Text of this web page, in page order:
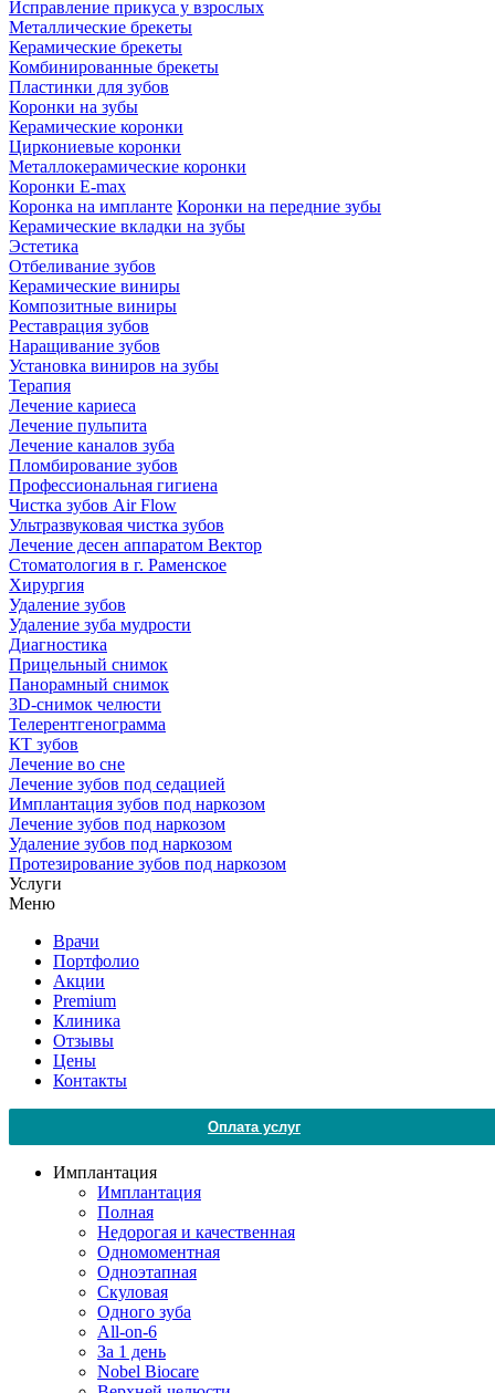
Исправление прикуса у взрослых
Металлические брекеты
Керамические брекеты
Комбинированные брекеты
Пластинки для зубов
Коронки на зубы
Керамические коронки
Циркониевые коронки
Металлокерамические коронки
Коронки E-max
Коронка на импланте Коронки на передние зубы
Керамические вкладки на зубы
Эстетика
Отбеливание зубов
Керамические виниры
Композитные виниры
Реставрация зубов
Наращивание зубов
Установка виниров на зубы
Терапия
Лечение кариеса
Лечение пульпита
Лечение каналов зуба
Пломбирование зубов
Профессиональная гигиена
Чистка зубов Air Flow
Ультразвуковая чистка зубов
Лечение десен аппаратом Вектор
Стоматология в г. Раменское
Хирургия
Удаление зубов
Удаление зуба мудрости
Диагностика
Прицельный снимок
Панорамный снимок
3D-снимок челюсти
Телерентгенограмма
КТ зубов
Лечение во сне
Лечение зубов под седацией
Имплантация зубов под наркозом
Лечение зубов под наркозом
Удаление зубов под наркозом
Протезирование зубов под наркозом
Услуги
Меню
Врачи
Портфолио
Акции
Premium
Клиника
Отзывы
Цены
Контакты
Оплата услуг
Имплантация
Имплантация
Полная
Недорогая и качественная
Одномоментная
Одноэтапная
Скуловая
Одного зуба
All-on-6
За 1 день
Nobel Biocare